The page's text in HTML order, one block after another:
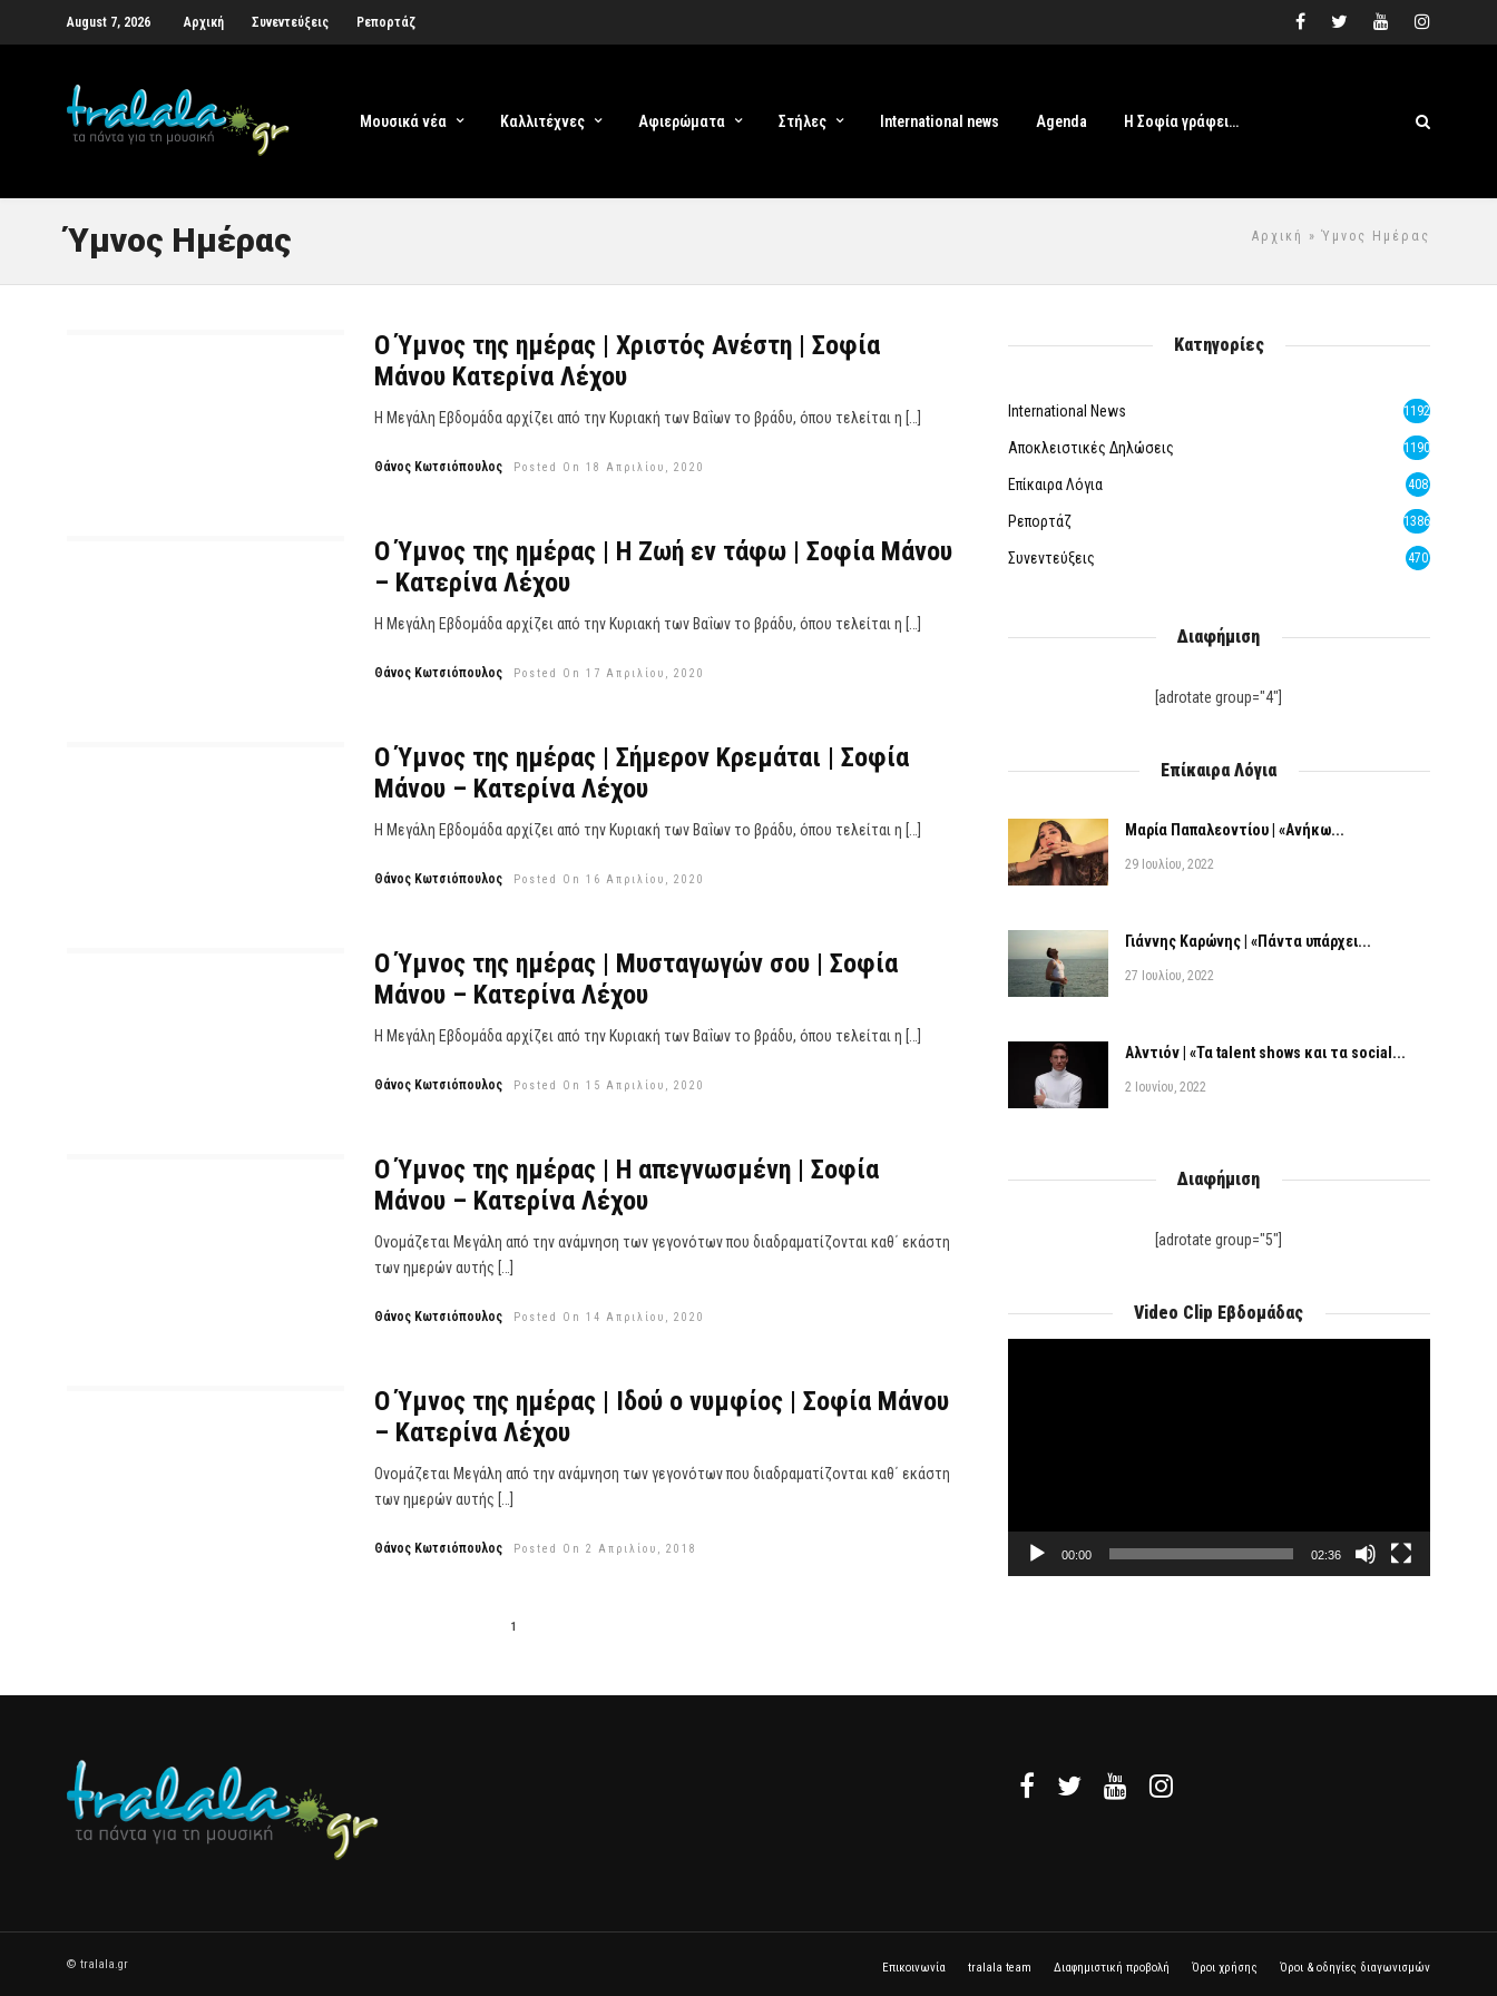
August 7, 2026 Αρχική Συνεντεύξεις Ρεπορτάζ
Μουσικά νέα Καλλιτέχνες Αφιερώματα Στήλες International news Agenda Η Σοφία γράφει…
Αρχική » Ύμνος Ημέρας
Ύμνος Ημέρας
Ο Ύμνος της ημέρας | Χριστός Ανέστη | Σοφία
Μάνου Κατερίνα Λέχου
Η Μεγάλη Εβδομάδα αρχίζει από την Κυριακή των Βαΐων το βράδυ, όπου τελείται η […]
Θάνος Κωτσιόπουλος Posted On 18 Απριλίου, 2020
Ο Ύμνος της ημέρας | Η Ζωή εν τάφω | Σοφία Μάνου
– Κατερίνα Λέχου
Η Μεγάλη Εβδομάδα αρχίζει από την Κυριακή των Βαΐων το βράδυ, όπου τελείται η […]
Θάνος Κωτσιόπουλος Posted On 17 Απριλίου, 2020
Ο Ύμνος της ημέρας | Σήμερον Κρεμάται | Σοφία
Μάνου – Κατερίνα Λέχου
Η Μεγάλη Εβδομάδα αρχίζει από την Κυριακή των Βαΐων το βράδυ, όπου τελείται η […]
Θάνος Κωτσιόπουλος Posted On 16 Απριλίου, 2020
Ο Ύμνος της ημέρας | Μυσταγωγών σου | Σοφία
Μάνου – Κατερίνα Λέχου
Η Μεγάλη Εβδομάδα αρχίζει από την Κυριακή των Βαΐων το βράδυ, όπου τελείται η […]
Θάνος Κωτσιόπουλος Posted On 15 Απριλίου, 2020
Ο Ύμνος της ημέρας | Η απεγνωσμένη | Σοφία
Μάνου – Κατερίνα Λέχου
Ονομάζεται Μεγάλη από την ανάμνηση των γεγονότων που διαδραματίζονται καθ΄ εκάστη
των ημερών αυτής […]
Θάνος Κωτσιόπουλος Posted On 14 Απριλίου, 2020
Ο Ύμνος της ημέρας | Ιδού ο νυμφίος | Σοφία Μάνου
– Κατερίνα Λέχου
Ονομάζεται Μεγάλη από την ανάμνηση των γεγονότων που διαδραματίζονται καθ΄ εκάστη
των ημερών αυτής […]
Θάνος Κωτσιόπουλος Posted On 2 Απριλίου, 2018
1
Κατηγορίες
International News 1192
Αποκλειστικές Δηλώσεις 1190
Επίκαιρα Λόγια 408
Ρεπορτάζ 1386
Συνεντεύξεις 470
Διαφήμιση
[adrotate group="4"]
Επίκαιρα Λόγια
Μαρία Παπαλεοντίου | «Ανήκω...
29 Ιουλίου, 2022
Γιάννης Καρώνης | «Πάντα υπάρχει...
27 Ιουλίου, 2022
Αλντιόν | «Τα talent shows και τα social...
2 Ιουνίου, 2022
Διαφήμιση
[adrotate group="5"]
Video Clip Εβδομάδας
00:00 02:36
Επικοινωνία tralala team Διαφημιστική προβολή Όροι χρήσης Όροι & οδηγίες διαγωνισμών
© tralala.gr